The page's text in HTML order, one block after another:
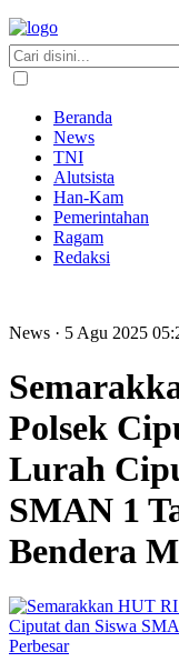
Beranda
News
TNI
Alutsista
Han-Kam
Pemerintahan
Ragam
Redaksi
News · 5 Agu 2025
Polsek
Lurah
SMAN 1
Bendera
Perbesar